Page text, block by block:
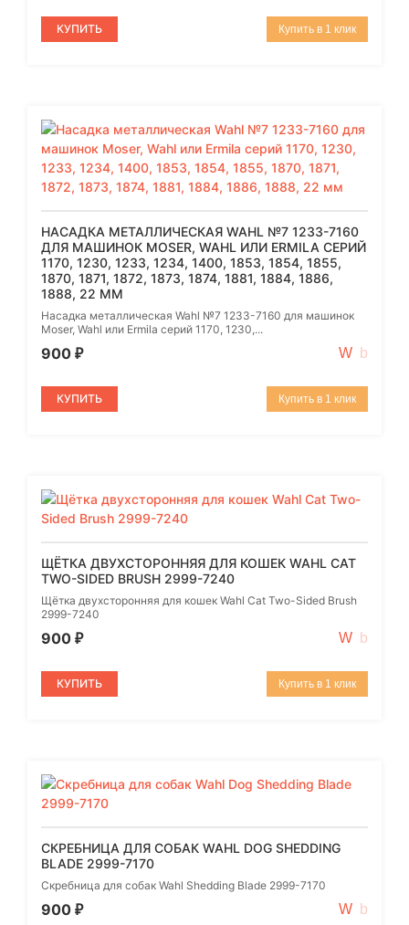
КУПИТЬ Купить в 1 клик
НАСАДКА МЕТАЛЛИЧЕСКАЯ WAHL №7 1233-7160
ДЛЯ МАШИНОК MOSER, WAHL ИЛИ ERMILA СЕРИЙ
1170, 1230, 1233, 1234, 1400, 1853, 1854, 1855,
1870, 1871, 1872, 1873, 1874, 1881, 1884, 1886,
1888, 22 ММ
Насадка металлическая Wahl №7 1233-7160 для машинок
Moser, Wahl или Ermila серий 1170, 1230,...
900 ₽
КУПИТЬ Купить в 1 клик
ЩЁТКА ДВУХСТОРОННЯЯ ДЛЯ КОШЕК WAHL CAT
TWO-SIDED BRUSH 2999-7240
Щётка двухсторонняя для кошек Wahl Cat Two-Sided Brush
2999-7240
900 ₽
КУПИТЬ Купить в 1 клик
СКРЕБНИЦА ДЛЯ СОБАК WAHL DOG SHEDDING
BLADE 2999-7170
Скребница для собак Wahl Shedding Blade 2999-7170
900 ₽